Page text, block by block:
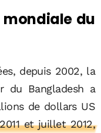
mondiale du
depuis 2002, la
du Bangladesh a
de dollars US
et juillet 2012,